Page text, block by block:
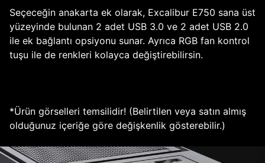
Seçeceğin anakarta ek olarak, Excalibur E750 sana üst
yüzeyinde bulunan 2 adet USB 3.0 ve 2 adet USB 2.0
ile ek bağlantı opsiyonu sunar. Ayrıca RGB fan kontrol
tuşu ile de renkleri kolayca değiştirebilirsin.
*Ürün görselleri temsilidir! (Belirtilen veya satın almış
olduğunuz içeriğe göre değişkenlik gösterebilir.)